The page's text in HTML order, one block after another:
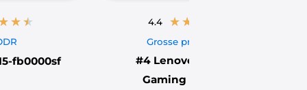
★ ★
fb0000sf
4.4 ★ ★
Grosse promotion
#4 Lenovo IdeaPad
Gaming 3 15IHU6